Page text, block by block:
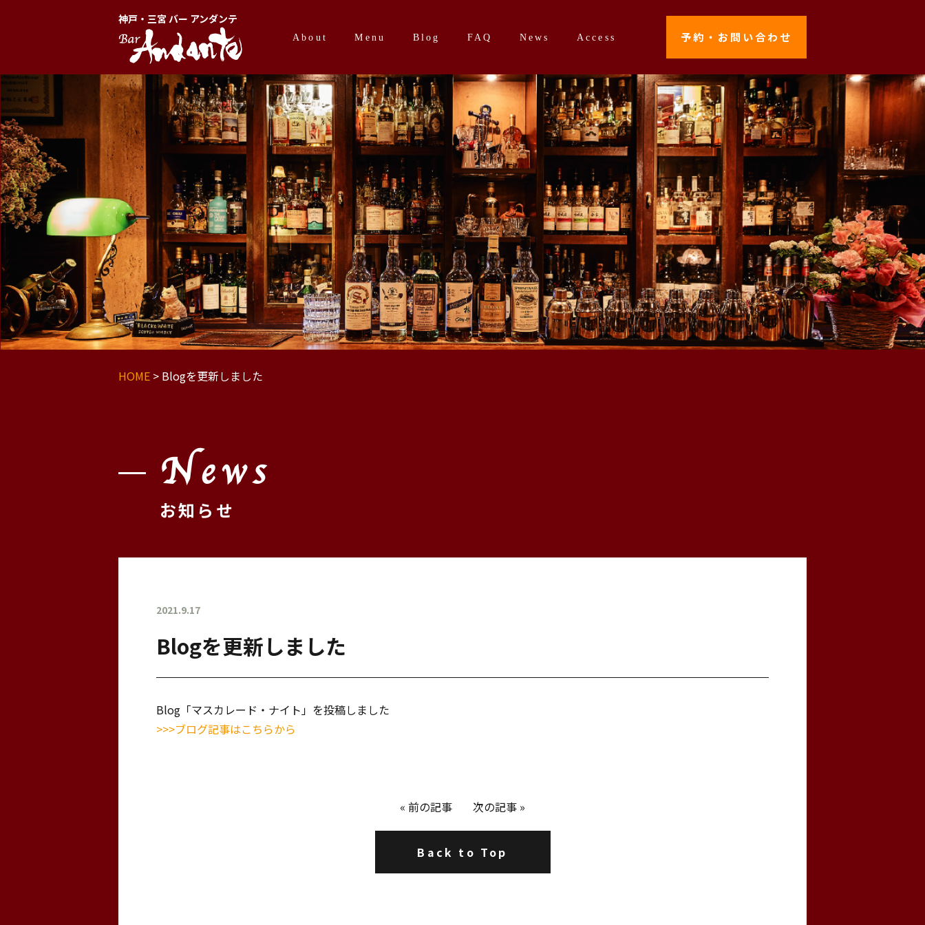
神戸・三宮 バー アンダンテ
About Menu Blog FAQ News Access 予約・お問い合わせ
HOME > Blogを更新しました
News
お知らせ
2021.9.17
Blogを更新しました
Blog「マスカレード・ナイト」を投稿しました
>>>ブログ記事はこちらから
« 前の記事 次の記事 »
Back to Top